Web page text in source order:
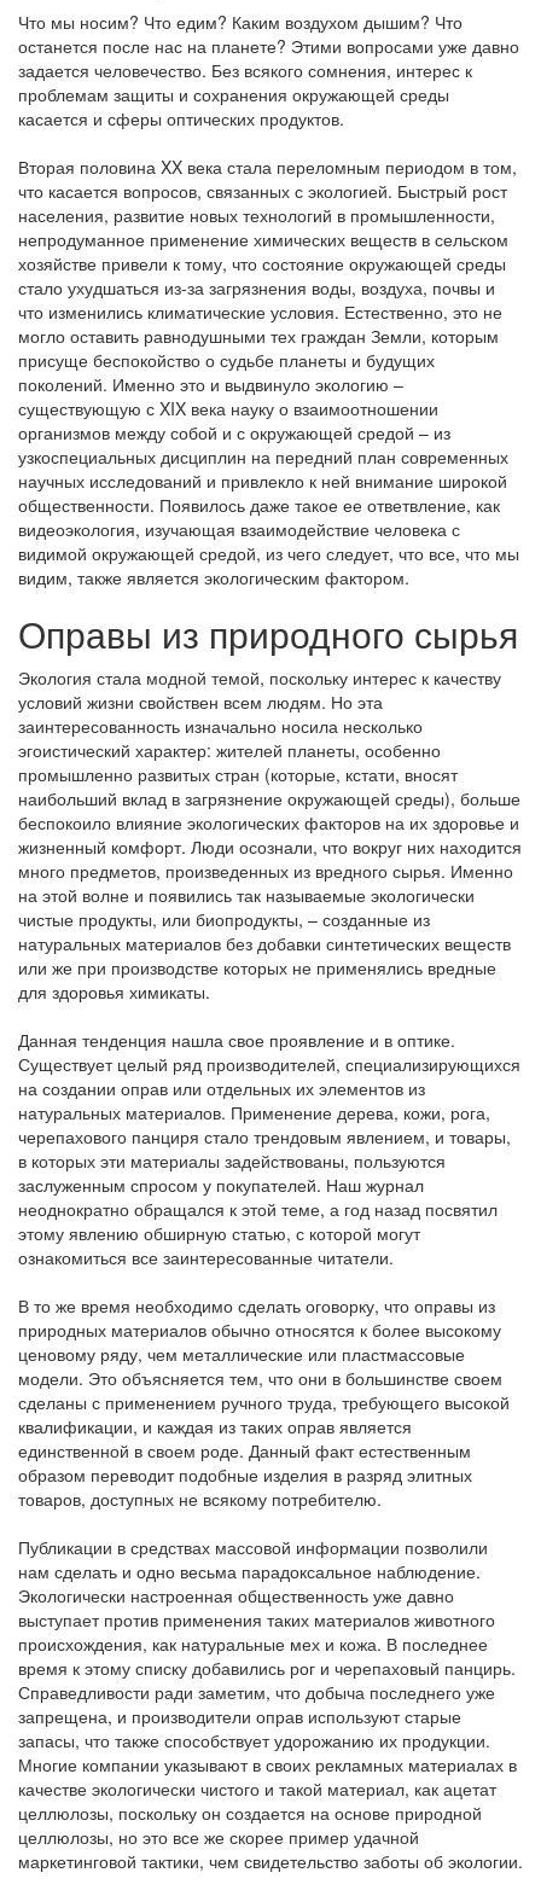
Что мы носим? Что едим? Каким воздухом дышим? Что
останется после нас на планете? Этими вопросами уже давно
задается человечество. Без всякого сомнения, интерес к
проблемам защиты и сохранения окружающей среды
касается и сферы оптических продуктов.
Вторая половина XX века стала переломным периодом в том,
что касается вопросов, связанных с экологией. Быстрый рост
населения, развитие новых технологий в промышленности,
непродуманное применение химических веществ в сельском
хозяйстве привели к тому, что состояние окружающей среды
стало ухудшаться из-за загрязнения воды, воздуха, почвы и
что изменились климатические условия. Естественно, это не
могло оставить равнодушными тех граждан Земли, которым
присуще беспокойство о судьбе планеты и будущих
поколений. Именно это и выдвинуло экологию –
существующую с XIX века науку о взаимоотношении
организмов между собой и с окружающей средой – из
узкоспециальных дисциплин на передний план современных
научных исследований и привлекло к ней внимание широкой
общественности. Появилось даже такое ее ответвление, как
видеоэкология, изучающая взаимодействие человека с
видимой окружающей средой, из чего следует, что все, что мы
видим, также является экологическим фактором.
Оправы из природного сырья
Экология стала модной темой, поскольку интерес к качеству
условий жизни свойствен всем людям. Но эта
заинтересованность изначально носила несколько
эгоистический характер: жителей планеты, особенно
промышленно развитых стран (которые, кстати, вносят
наибольший вклад в загрязнение окружающей среды), больше
беспокоило влияние экологических факторов на их здоровье и
жизненный комфорт. Люди осознали, что вокруг них находится
много предметов, произведенных из вредного сырья. Именно
на этой волне и появились так называемые экологически
чистые продукты, или биопродукты, – созданные из
натуральных материалов без добавки синтетических веществ
или же при производстве которых не применялись вредные
для здоровья химикаты.
Данная тенденция нашла свое проявление и в оптике.
Существует целый ряд производителей, специализирующихся
на создании оправ или отдельных их элементов из
натуральных материалов. Применение дерева, кожи, рога,
черепахового панциря стало трендовым явлением, и товары,
в которых эти материалы задействованы, пользуются
заслуженным спросом у покупателей. Наш журнал
неоднократно обращался к этой теме, а год назад посвятил
этому явлению обширную статью, с которой могут
ознакомиться все заинтересованные читатели.
В то же время необходимо сделать оговорку, что оправы из
природных материалов обычно относятся к более высокому
ценовому ряду, чем металлические или пластмассовые
модели. Это объясняется тем, что они в большинстве своем
сделаны с применением ручного труда, требующего высокой
квалификации, и каждая из таких оправ является
единственной в своем роде. Данный факт естественным
образом переводит подобные изделия в разряд элитных
товаров, доступных не всякому потребителю.
Публикации в средствах массовой информации позволили
нам сделать и одно весьма парадоксальное наблюдение.
Экологически настроенная общественность уже давно
выступает против применения таких материалов животного
происхождения, как натуральные мех и кожа. В последнее
время к этому списку добавились рог и черепаховый панцирь.
Справедливости ради заметим, что добыча последнего уже
запрещена, и производители оправ используют старые
запасы, что также способствует удорожанию их продукции.
Многие компании указывают в своих рекламных материалах в
качестве экологически чистого и такой материал, как ацетат
целлюлозы, поскольку он создается на основе природной
целлюлозы, но это все же скорее пример удачной
маркетинговой тактики, чем свидетельство заботы об экологии.